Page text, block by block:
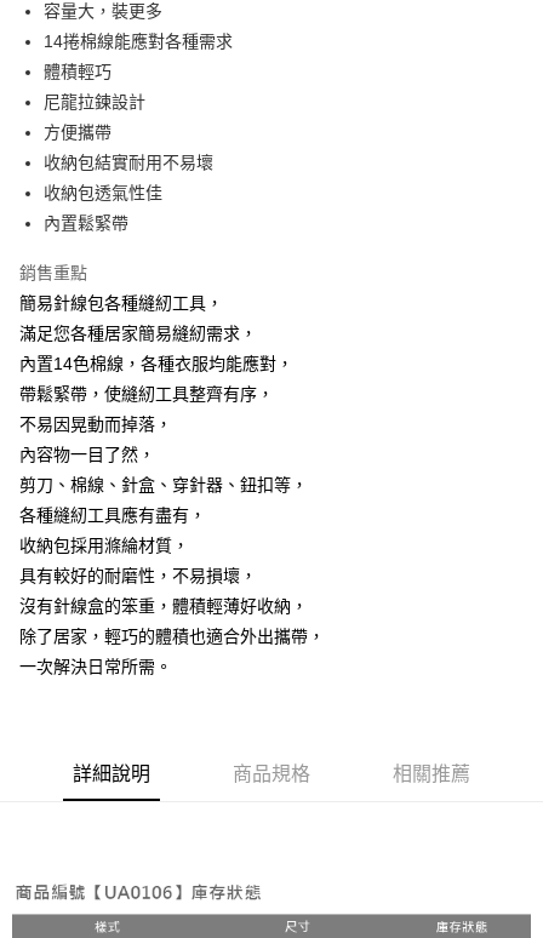
Apple Pay
街口支付
悠遊付
AFTEE先享後付
相關說明
【關於「AFTEE先享後付」】
AFTEE先享後付是「在收到商品之後才付款」的支付方式。 讓您購物簡單
１．簡單：不需註冊會員、不需綁卡、不需儲值。
２．便利：只要手機號碼，簡訊認證，即可結帳。
３．安心：先確認商品／服務後，再付款。
１．於結帳方式選擇「AFTEE先享後付」後，將跳轉至「AFTEE先享後付」
結帳頁面，進行簡訊認證並確認金額後，即可完成結帳。
２．訂單成立數日內，您將收到繳費通知簡訊。
３．收到繳費通知簡訊後14天內，點擊此簡訊中的連結，可透過四大超商／
ATM／網路銀行／等多元方式進行付款，方視為交易完成。
※ 請注意：結帳手續完成當下不需立刻繳費，但若您需要取消訂單，請聯絡
後付繳納相關費用。
※ 交易是否成功請以「AFTEE先享後付 」之結帳頁面顯示為準，若有關於
是否繳費成功／繳費後需取消欲退款等相關疑問，請聯繫「AFTEE先享後付
客戶支援中心」 https://netprotections.freshdesk.com/support/home
【注意事項】
１．透過由恩沛科技股份有限公司提供之「AFTEE先享後付」服務完成之交
易，需依本服務之必要範圍內提供個人資料，並將交易相關給付款項請求債
３．未成年的使用者請事先徵得法定代理人或監護人之同意方可使用
「AFTEE先享後付」，若未經同意申辦者引起之損失，本公司不負相關責
５．嚴禁一人註冊多個帳號或使用他人資訊註冊。若發現惡意使用之情形，
恩沛科技股份有限公司將有權停止該用戶之使用額度並採取法律行動。
ATM付款
運送方式
全家取貨付款
每筆NT$60，滿NT$499(含以上)免運費
7-11取貨付款
每筆NT$60，滿NT$499(含以上)免運費
7-11取貨(快速到店)
宅配
每筆NT$100，滿NT$799(含以上)免運費
離島宅配
每筆NT$150
容量大，裝更多
14捲棉線能應對各種需求
體積輕巧
尼龍拉鍊設計
方便攜帶
收納包結實耐用不易壞
收納包透氣性佳
內置鬆緊帶
銷售重點
簡易針線包各種縫紉工具，
滿足您各種居家簡易縫紉需求，
內置14色棉線，各種衣服均能應對，
帶鬆緊帶，使縫紉工具整齊有序，
不易因晃動而掉落，
內容物一目了然，
剪刀、棉線、針盒、穿針器、鈕扣等，
各種縫紉工具應有盡有，
收納包採用滌綸材質，
具有較好的耐磨性，不易損壞，
沒有針線盒的笨重，體積輕薄好收納，
除了居家，輕巧的體積也適合外出攜帶，
一次解決日常所需。
詳細說明 商品規格 相關推薦